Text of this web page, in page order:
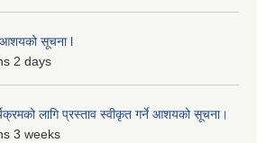
आशयको सूचना l
2 days
लागि प्रस्ताव स्वीकृत गर्ने आशयको सूचना।
3 weeks